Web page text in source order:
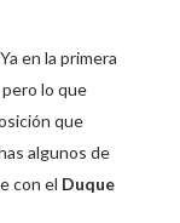
en la primera
lo que
que
algunos de
con el Duque